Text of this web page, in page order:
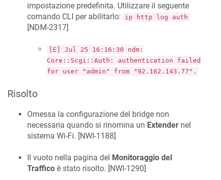
impostazione predefinita. Utilizzare il seguente
comando CLI per abilitarlo:
ip http log auth
[NDM-2317]
[E] Jul 25 16:16:30 ndm:
Core::Scgi::Auth: authentication failed
for user "admin" from "92.162.143.77".
Risolto
Omessa la configurazione del bridge non
necessaria quando si rinomina un Extender nel
sistema Wi-Fi. [NWI-1188]
Il vuoto nella pagina del Monitoraggio del
Traffico è stato risolto. [NWI-1290]